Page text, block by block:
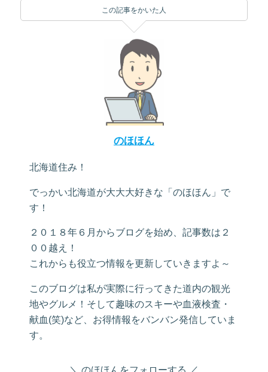
この記事をかいた人
のほほん
北海道住み！
でっかい北海道が大大大好きな「のほほん」で
す！
２０１８年６月からブログを始め、記事数は２
００越え！
これからも役立つ情報を更新していきますよ～
このブログは私が実際に行ってきた道内の観光
地やグルメ！そして趣味のスキーや血液検査・
献血(笑)など、お得情報をバンバン発信していま
す。